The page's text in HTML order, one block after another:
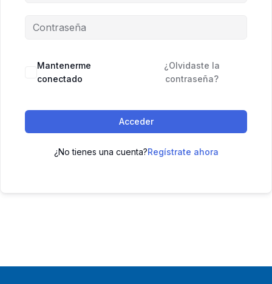
Mantenerme
conectado
¿Olvidaste la
contraseña?
Acceder
¿No tienes una cuenta?Regístrate ahora